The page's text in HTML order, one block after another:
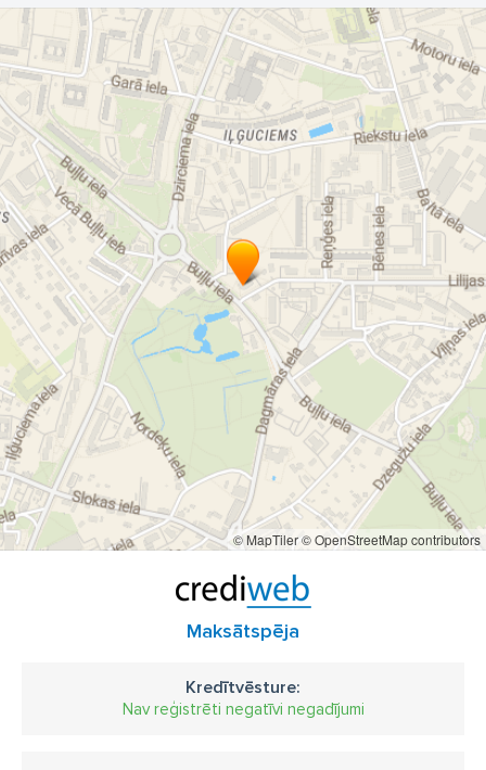
© MapTiler© OpenStreetMap contributors
Maksātspēja
Kredītvēsture:
Nav reģistrēti negatīvi negadījumi